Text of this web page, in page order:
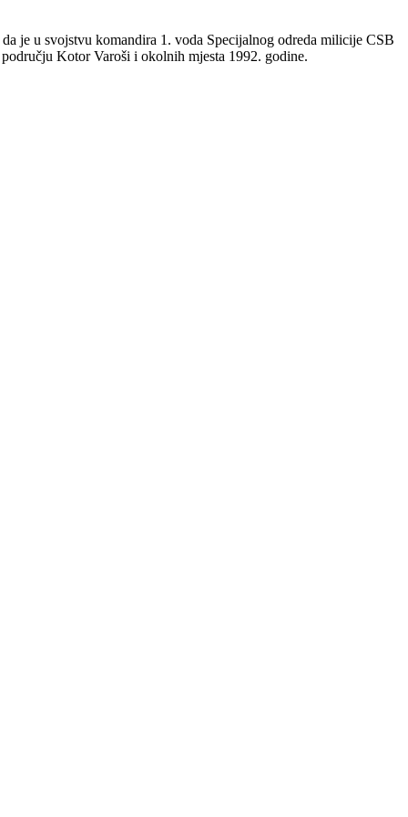
je u svojstvu komandira 1. voda Specijalnog odreda milicije CSB
Kotor Varoši i okolnih mjesta 1992. godine.